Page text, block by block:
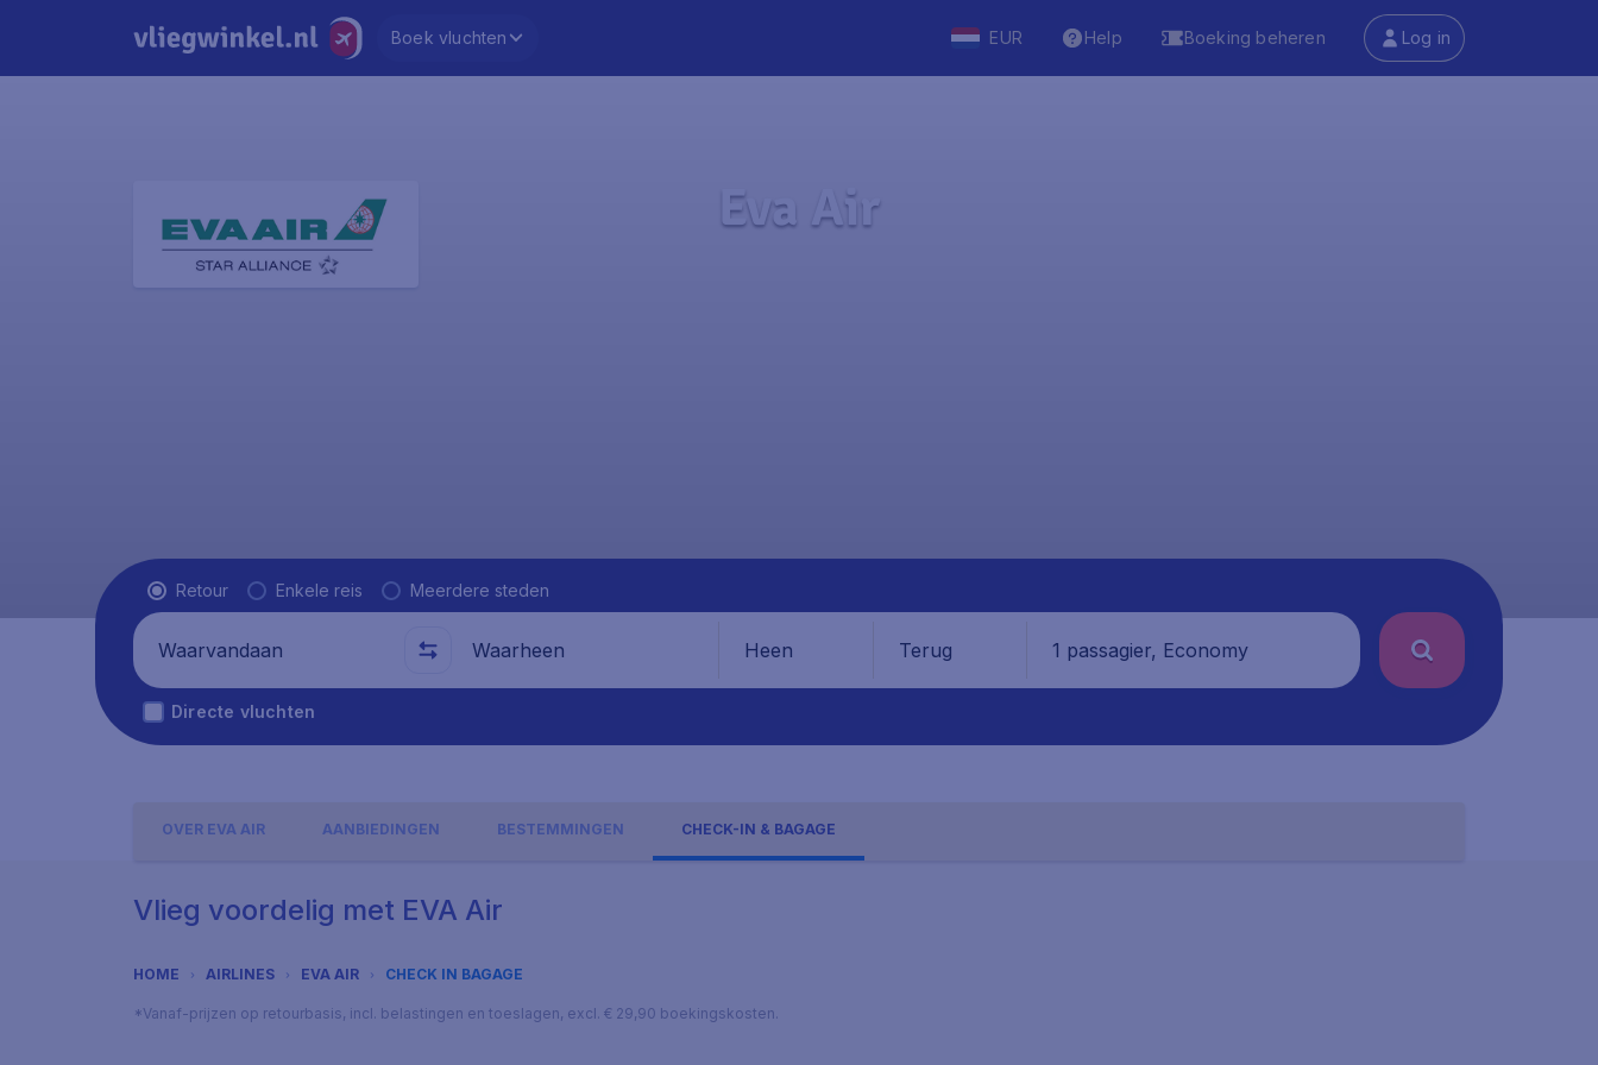
Boek vluchten EUR Help Boeking beheren Log in
Eva Air
Vluchttype
Retour Enkele reis Meerdere steden
Waarvandaan Waarheen Heen Terug 1 passagier, Economy
Directe vluchten
OVER EVA AIR AANBIEDINGEN BESTEMMINGEN CHECK-IN & BAGAGE
Vlieg voordelig met EVA Air
HOME AIRLINES EVA AIR CHECK IN BAGAGE
*Vanaf-prijzen op retourbasis, incl. belastingen en toeslagen, excl. € 29,90 boekingskosten.